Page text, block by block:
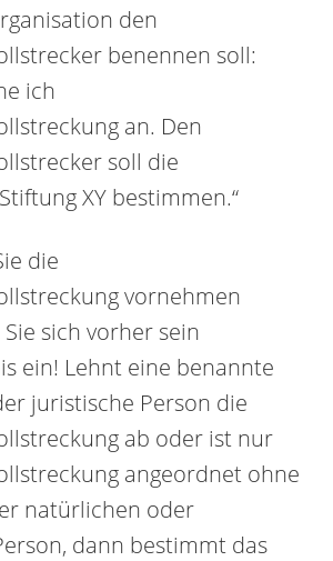
den
benennen soll:
ich
an. Den
soll die
XY bestimmen.“
die
vornehmen
sich vorher sein
ein! Lehnt eine benannte
juristische Person die
ab oder ist nur
angeordnet ohne
natürlichen oder
dann bestimmt das